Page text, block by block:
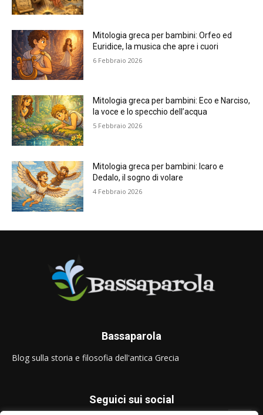
Mitologia greca per bambini: Orfeo ed
Euridice, la musica che apre i cuori
6 Febbraio 2026
Mitologia greca per bambini: Eco e Narciso,
la voce e lo specchio dell’acqua
5 Febbraio 2026
Mitologia greca per bambini: Icaro e
Dedalo, il sogno di volare
4 Febbraio 2026
Bassaparola
Blog sulla storia e filosofia dell'antica Grecia
Seguici sui social